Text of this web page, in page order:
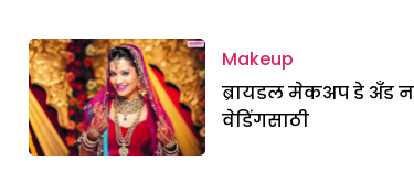
Makeup
ब्रायडल मेकअप डे अँड
वेडिंगसाठी